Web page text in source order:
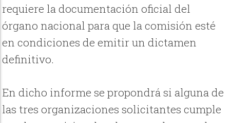
requiere la documentación oficial del
órgano nacional para que la comisión esté
en condiciones de emitir un dictamen
definitivo.
En dicho informe se propondrá si alguna de
las tres organizaciones solicitantes cumple